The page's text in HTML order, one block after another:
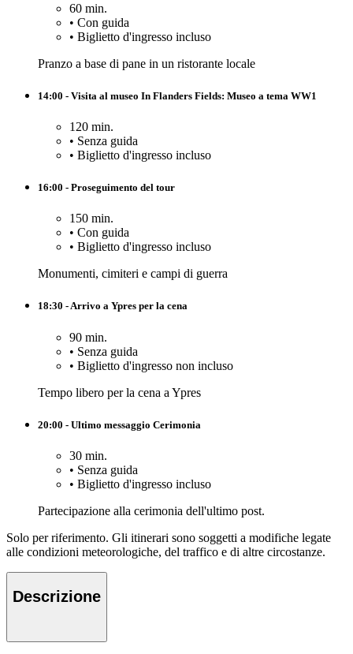
60 min.
• Con guida
• Biglietto d'ingresso incluso
Pranzo a base di pane in un ristorante locale
14:00 - Visita al museo In Flanders Fields: Museo a tema WW1
120 min.
• Senza guida
• Biglietto d'ingresso incluso
16:00 - Proseguimento del tour
150 min.
• Con guida
• Biglietto d'ingresso incluso
Monumenti, cimiteri e campi di guerra
18:30 - Arrivo a Ypres per la cena
90 min.
• Senza guida
• Biglietto d'ingresso non incluso
Tempo libero per la cena a Ypres
20:00 - Ultimo messaggio Cerimonia
30 min.
• Senza guida
• Biglietto d'ingresso incluso
Partecipazione alla cerimonia dell'ultimo post.
Solo per riferimento. Gli itinerari sono soggetti a modifiche legate
alle condizioni meteorologiche, del traffico e di altre circostanze.
Descrizione